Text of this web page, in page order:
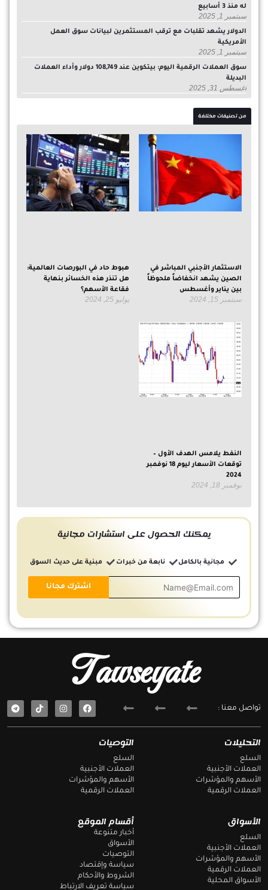
له منذ 3 أسابيع
سبتمبر 1, 2025
الدولار يشهد تقلبات مع ترقب المستثمرين لبيانات سوق العمل
الأمريكية
سبتمبر 1, 2025
سوق العملات الرقمية اليوم: بيتكوين عند 108,749 دولار وأداء العملات
البديلة
أغسطس 31, 2025
من تصنيفات مختلفة
الاستثمار الأجنبي المباشر في
الصين يشهد انخفاضاً ملحوظاً
بين يناير وأغسطس
سبتمبر 15, 2024
هبوط حاد في البورصات العالمية:
هل تنذر هذه الخسائر بنهاية
فقاعة الأسهم؟
يوليو 25, 2024
النفط يلامس الهدف الأول –
توقعات الأسعار ليوم 18 نوفمبر
2024
نوفمبر 18, 2024
يمكنك الحصول على استشارات مجانية
مجانية بالكامل نابعة من خبرات مبنية على حديث السوق
أقسام الموقع
أخبار متنوعة
الأسواق
التوصيات
سياسة وإقتصاد
الشروط والأحكام
سياسة تعريف الارتباط
الأسواق
السلع
العملات الأجنبية
الأسهم والمؤشرات
العملات الرقمية
الأسواق المحلية
التوصيات
السلع
العملات الأجنبية
الأسهم والمؤشرات
العملات الرقمية
التحليلات
السلع
العملات الأجنبية
الأسهم والمؤشرات
العملات الرقمية
Tawseyate
تواصل معنا :
F
a
e
T
e
e